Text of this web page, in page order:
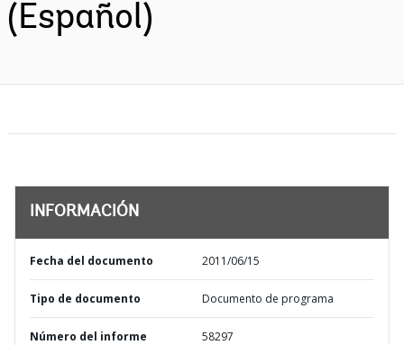
(Español)
INFORMACIÓN
Fecha del documento 2011/06/15
Tipo de documento Documento de programa
Número del informe 58297